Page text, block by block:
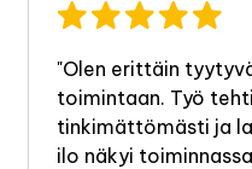
"Olen erittäin
toimintaan. Työ
tinkimättömästi ja
ilo näkyi